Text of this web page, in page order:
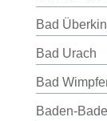
Bad
Bad Urach
Bad
Baden-